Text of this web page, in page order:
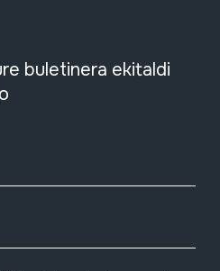
buletinera ekitaldi